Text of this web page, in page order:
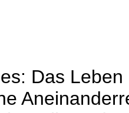
Das